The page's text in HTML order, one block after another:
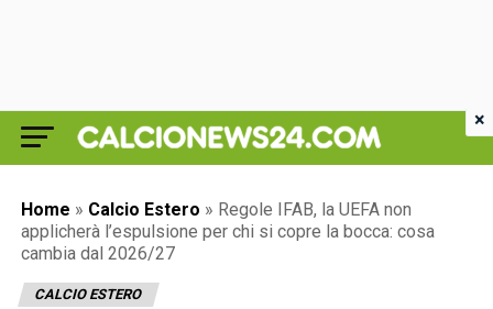
Home » Calcio Estero » Regole IFAB, la UEFA non
applicherà l’espulsione per chi si copre la bocca: cosa
cambia dal 2026/27
CALCIO ESTERO
×